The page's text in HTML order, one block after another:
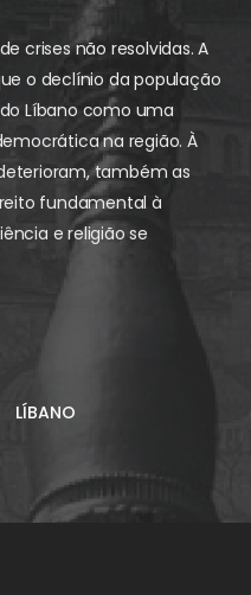
crises não resolvidas. A
o declínio da população
Líbano como uma
na região. À
também as
fundamental à
e religião se
LÍBANO